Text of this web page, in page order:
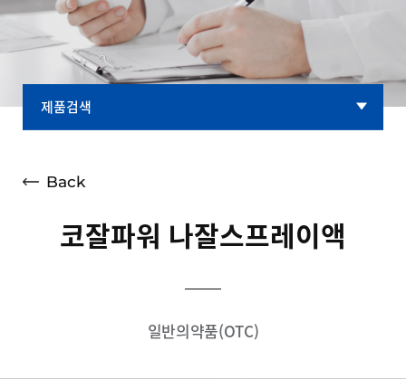
제품검색
대표브랜드
Back
코잘파워 나잘스프레이액
일반의약품(OTC)